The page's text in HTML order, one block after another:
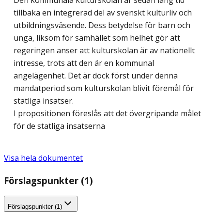
tillbaka en integrerad del av svenskt kulturliv och
utbildningsväsende. Dess betydelse för barn och
unga, liksom för samhället som helhet gör att
regeringen anser att kulturskolan är av nationellt
intresse, trots att den är en kommunal
angelägenhet. Det är dock först under denna
mandatperiod som kulturskolan blivit föremål för
statliga insatser.
I propositionen föreslås att det övergripande målet
för de statliga insatserna
Visa hela dokumentet
Förslagspunkter (1)
Förslagspunkter (1)